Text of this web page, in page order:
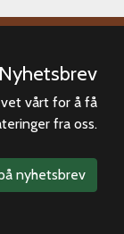
Nyhetsbrev
vårt for å få
fra oss.
nyhetsbrev